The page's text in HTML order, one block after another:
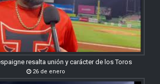
resalta unión y carácter de los Toros
26 de enero